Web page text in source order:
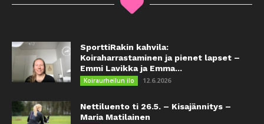
SporttiRakin kahvila:
Koiraharrastaminen ja pienet lapset –
Emmi Lavikka ja Emma...
Koiraurheilun ilo 12.6.2026
Nettiluento ti 26.5. – Kisajännitys –
Maria Matilainen